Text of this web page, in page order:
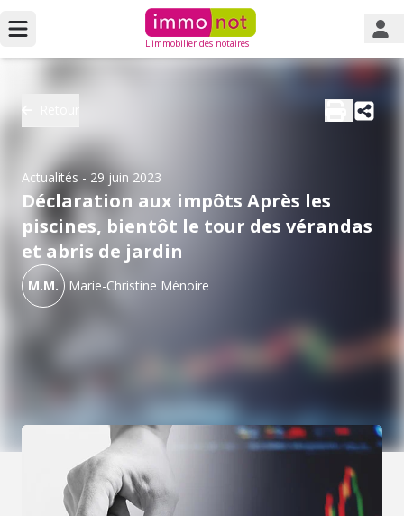
L'immobilier des notaires
Actualités - 29 juin 2023
Déclaration aux impôts Après les
piscines, bientôt le tour des vérandas
et abris de jardin
M.M. Marie-Christine Ménoire